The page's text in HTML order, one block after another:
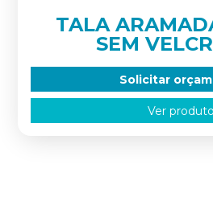
TALA
SEM
Solicitar
Ver produto